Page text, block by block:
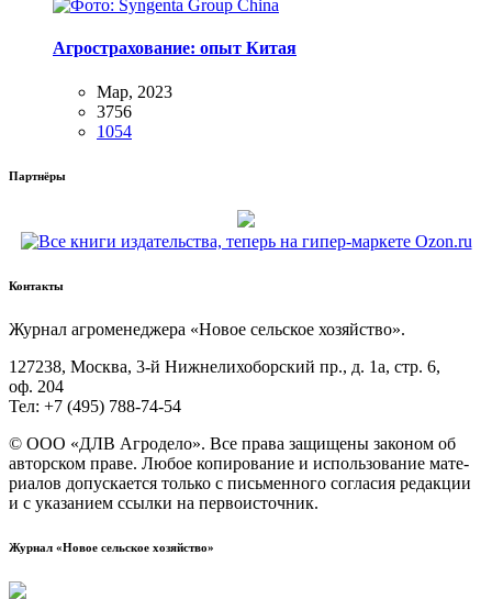
Агрострахование: опыт Китая
Мар, 2023
3756
1054
Партнёры
Контакты
Жур­нал агро­ме­не­дже­ра «Новое сель­ское хозяйство».
127238, Москва, 3‑й Ниж­не­ли­хо­бор­ский пр., д. 1а, стр. 6,
оф. 204
Тел: +7 (495) 788‑74‑54
© ООО «ДЛВ Агро­де­ло». Все пра­ва защи­ще­ны зако­ном об
автор­ском пра­ве. Любое копи­ро­ва­ние и исполь­зо­ва­ние мате­
ри­а­лов допус­ка­ет­ся толь­ко с пись­мен­но­го согла­сия редак­ции
и с ука­за­ни­ем ссыл­ки на первоисточник.
Журнал «Новое сельское хозяйство»